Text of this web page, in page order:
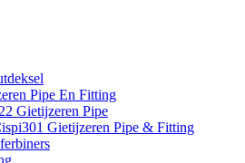
Pipe En Fitting
Gietijzeren Pipe
Gietijzeren Pipe & Fitting